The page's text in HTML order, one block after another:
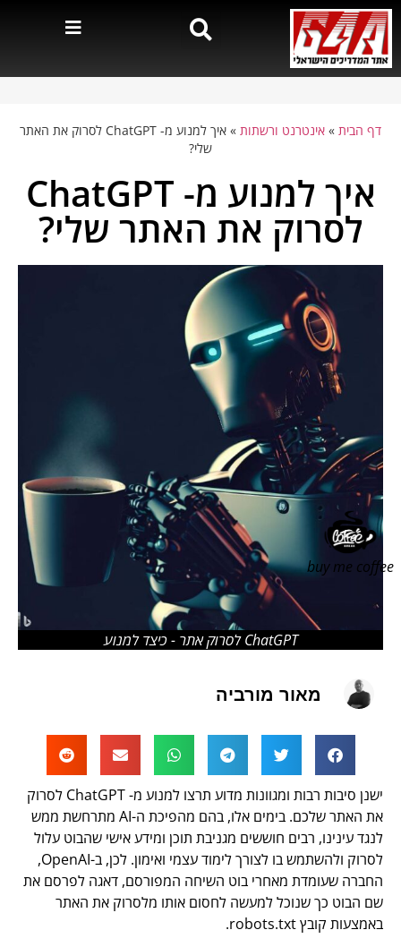
דף הבית » אינטרנט ורשתות »
איך למנוע מ- ChatGPT לסרוק את האתר
שלי?
איך למנוע מ- ChatGPT
לסרוק את האתר שלי?
ChatGPT לסרוק אתר - כיצד למנוע
מאור מורביה
ישנן סיבות רבות ומגוונות מדוע תרצו למנוע מ- ChatGPT לסרוק
את האתר שלכם. בימים אלו, בהם מהפיכת ה-AI מתרחשת ממש
לנגד עינינו, רבים חוששים מגניבת תוכן ומידע אישי שהבוט עלול
לסרוק ולהשתמש בו לצורך לימוד עצמי ואימון. לכן, ב-OpenAI,
החברה שעומדת מאחרי בוט השיחה המפורסם, דאגה לפרסם את
שם הבוט כך שנוכל למעשה לחסום אותו מלסרוק את האתר
באמצעות קובץ robots.txt.
buy me coffee